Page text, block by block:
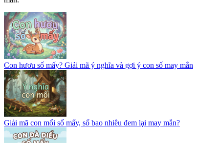
Con hươu số mấy? Giải mã ý nghĩa và gợi ý con số may mắn
Giải mã con mối số mấy, số bao nhiêu đem lại may mắn?